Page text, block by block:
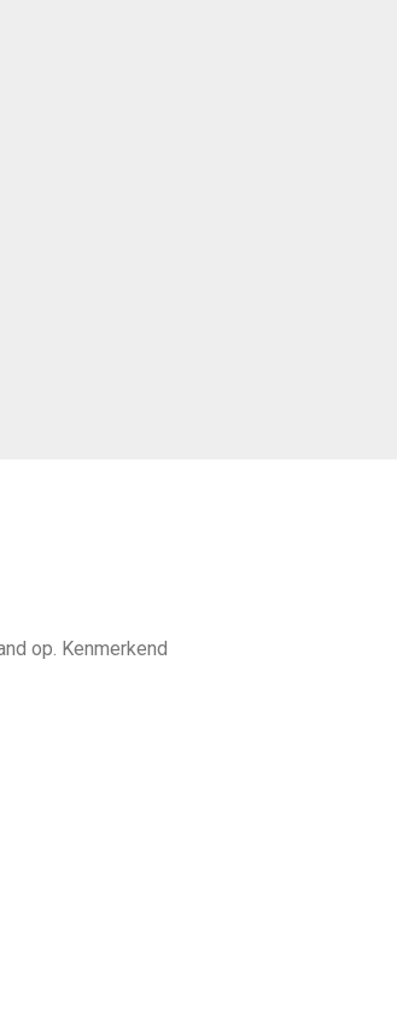
op. Kenmerkend